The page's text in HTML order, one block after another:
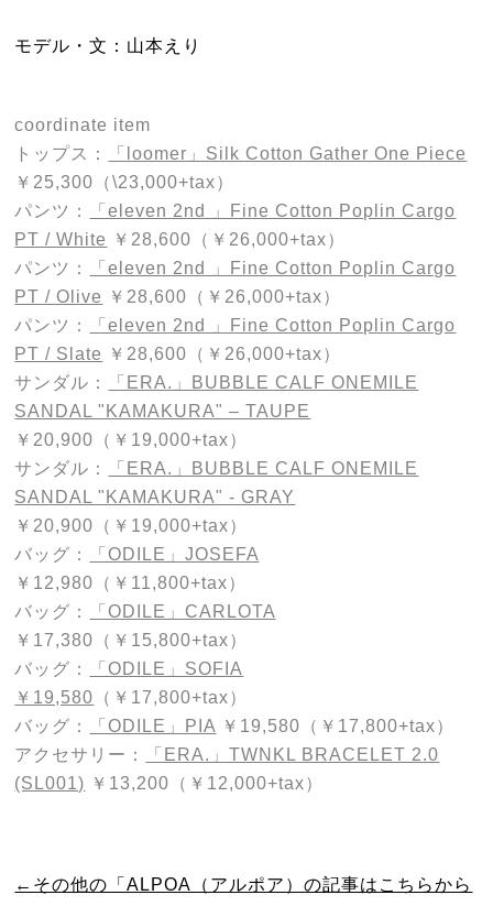
モデル・文：山本えり
coordinate item
トップス：
「loomer」Silk Cotton Gather One Piece
￥25,300（\23,000+tax）
パンツ：
「eleven 2nd 」Fine Cotton Poplin Cargo
PT / White
￥28,600（￥26,000+tax）
パンツ：
「eleven 2nd 」Fine Cotton Poplin Cargo
PT / Olive
￥28,600（￥26,000+tax）
パンツ：
「eleven 2nd 」Fine Cotton Poplin Cargo
PT / Slate
￥28,600（￥26,000+tax）
サンダル：
「ERA.」BUBBLE CALF ONEMILE
SANDAL "KAMAKURA" – TAUPE
￥20,900（￥19,000+tax）
サンダル：
「ERA.」BUBBLE CALF ONEMILE
SANDAL "KAMAKURA" - GRAY
￥20,900（￥19,000+tax）
バッグ：
「ODILE」JOSEFA
￥12,980（￥11,800+tax）
バッグ：
「ODILE」CARLOTA
￥17,380（￥15,800+tax）
バッグ：
「ODILE」SOFIA
￥19,580 （￥17,800+tax）
バッグ：
「ODILE」PIA ￥19,580（￥17,800+tax）
アクセサリー：
「ERA.」TWNKL BRACELET 2.0
(SL001) ￥13,200（￥12,000+tax）
←その他の「ALPOA（アルポア）の記事はこちらから